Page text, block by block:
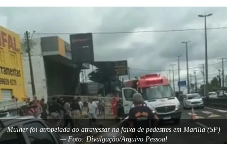
Mulher foi atropelada ao atravessar na faixa de pedestres em Marília (SP)
— Foto: Divulgação/Arquivo Pessoal